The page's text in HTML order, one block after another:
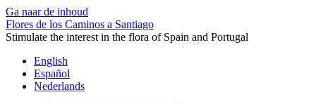
Ga naar de inhoud
Flores de los Caminos a Santiago
Stimulate the interest in the flora of Spain and Portugal
English
Español
Nederlands